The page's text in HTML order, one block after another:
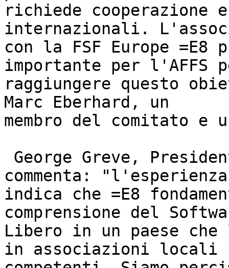
richiede cooperazione
internazionali.
con la FSF Europe =E8
importante per l'AFFS
raggiungere questo
Marc Eberhard, un
membro del comitato
commenta: "l'esperienza
indica che =E8
comprensione del
Libero in un paese
in associazioni locali